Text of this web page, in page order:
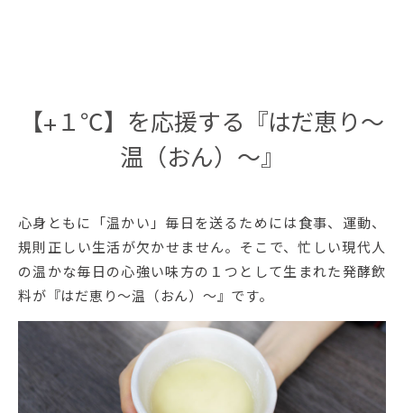
【+１℃】を応援する『はだ恵り～
温（おん）～』
心身ともに「温かい」毎日を送るためには食事、運動、
規則正しい生活が欠かせません。そこで、忙しい現代人
の温かな毎日の心強い味方の１つとして生まれた発酵飲
料が『はだ恵り～温（おん）～』です。